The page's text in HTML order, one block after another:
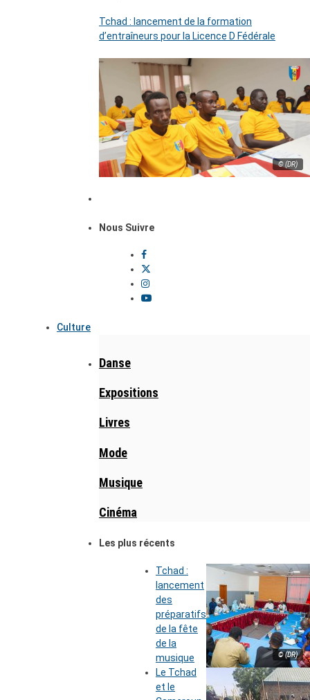
Tchad : lancement de la formation
d’entraîneurs pour la Licence D Fédérale
© (DR)
Nous Suivre
Culture
Danse
Expositions
Livres
Mode
Musique
Cinéma
Les plus récents
© (DR)
Tchad :
lancement
des
préparatifs
de la fête
de la
musique
Le Tchad
et le